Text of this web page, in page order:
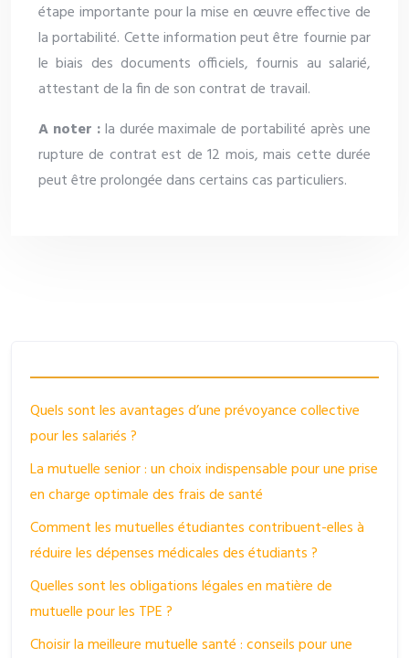
étape importante pour la mise en œuvre effective de
la portabilité. Cette information peut être fournie par
le biais des documents officiels, fournis au salarié,
attestant de la fin de son contrat de travail.
A noter :la durée maximale de portabilité après une
rupture de contrat est de 12 mois, mais cette durée
peut être prolongée dans certains cas particuliers.
Quels sont les avantages d’une prévoyance collective
pour les salariés ?
La mutuelle senior : un choix indispensable pour une prise
en charge optimale des frais de santé
Comment les mutuelles étudiantes contribuent-elles à
réduire les dépenses médicales des étudiants ?
Quelles sont les obligations légales en matière de
mutuelle pour les TPE ?
Choisir la meilleure mutuelle santé : conseils pour une